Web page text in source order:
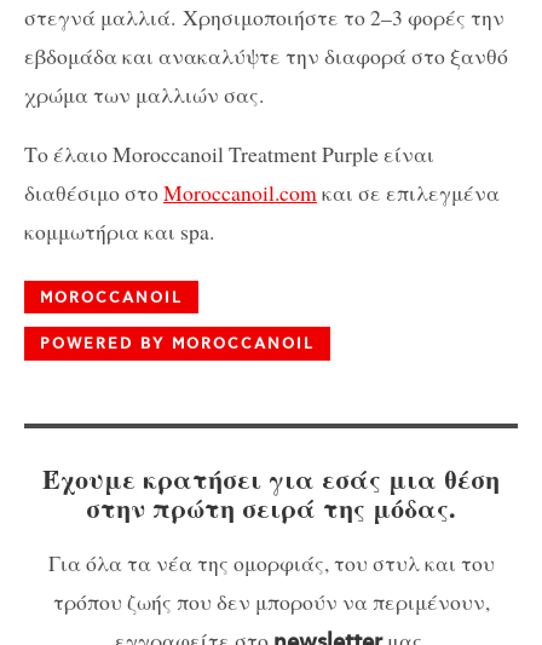
στεγνά μαλλιά. Χρησιμοποιήστε το 2–3 φορές την
εβδομάδα και ανακαλύψτε την διαφορά στο ξανθό
χρώμα των μαλλιών σας.
Το έλαιο Moroccanoil Treatment Purple είναι
διαθέσιμο στοMoroccanoil.comκαι σε επιλεγμένα
κομμωτήρια και spa.
MOROCCANOIL
POWERED BY MOROCCANOIL
Έχουμε κρατήσει για εσάς μια θέση
στην πρώτη σειρά της μόδας.
Για όλα τα νέα της ομορφιάς, του στυλ και του
τρόπου ζωής που δεν μπορούν να περιμένουν,